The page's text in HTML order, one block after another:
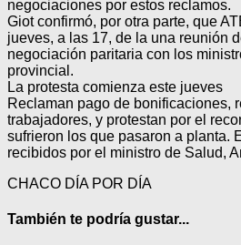
negociaciones por estos reclamos.
Giot confirmó, por otra parte, que
jueves, a las 17, de la una reunión
negociación paritaria con los
provincial.
La protesta comienza este jueves
Reclaman pago de bonificaciones,
trabajadores, y protestan por el
sufrieron los que pasaron a planta.
recibidos por el ministro de Salud,
CHACO DÍA POR DÍA
También te podría gustar...